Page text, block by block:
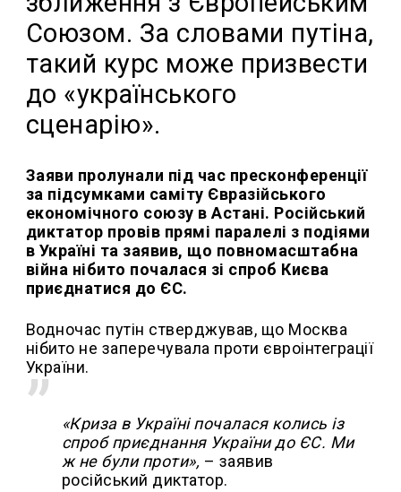
Союзом. За словами путіна,
такий курс може призвести
до «українського
сценарію».
Заяви пролунали під час пресконференції
за підсумками саміту Євразійського
економічного союзу в Астані. Російський
диктатор провів прямі паралелі з подіями
в Україні та заявив, що повномасштабна
війна нібито почалася зі спроб Києва
приєднатися до ЄС.
Водночас путін стверджував, що Москва
нібито не заперечувала проти євроінтеграції
України.
«Криза в Україні почалася колись із
спроб приєднання України до ЄС. Ми
ж не були проти», – заявив
російський диктатор.